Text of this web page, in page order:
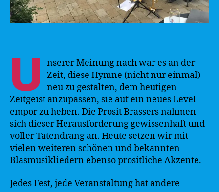
U
nserer Meinung nach war es an der
Zeit, diese Hymne (nicht nur einmal)
neu zu gestalten, dem heutigen
Zeitgeist anzupassen, sie auf ein neues Level
empor zu heben. Die Prosit Brassers nahmen
sich dieser Herausforderung gewissenhaft und
voller Tatendrang an. Heute setzen wir mit
vielen weiteren schönen und bekannten
Blasmusikliedern ebenso prositliche Akzente.
Jedes Fest, jede Veranstaltung hat andere